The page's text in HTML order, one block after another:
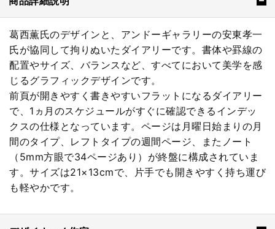
葛西薫氏のデザインと、アンドーギャラリーの安東孝一
氏が協同して拘りぬいたダイアリーです。書体や罫線の
配置やサイズ、バランスなど、すべてにおいて美学を感
じるグラフィックデザインです。
前頁が開きやすく書きやすいフラットになるダイアリー
で、1ヵ月のスケジュールがすぐに確認できるインデッ
クスの仕様となっています。ページは月曜日始まりの月
間のタイプ、レフトタイプの週間ページ、またノート
（5mm方眼で34ページあり）が終盤に構成されていま
す。サイズは21×13cmで、片手でも開きやすく持ち運び
も軽やかです。